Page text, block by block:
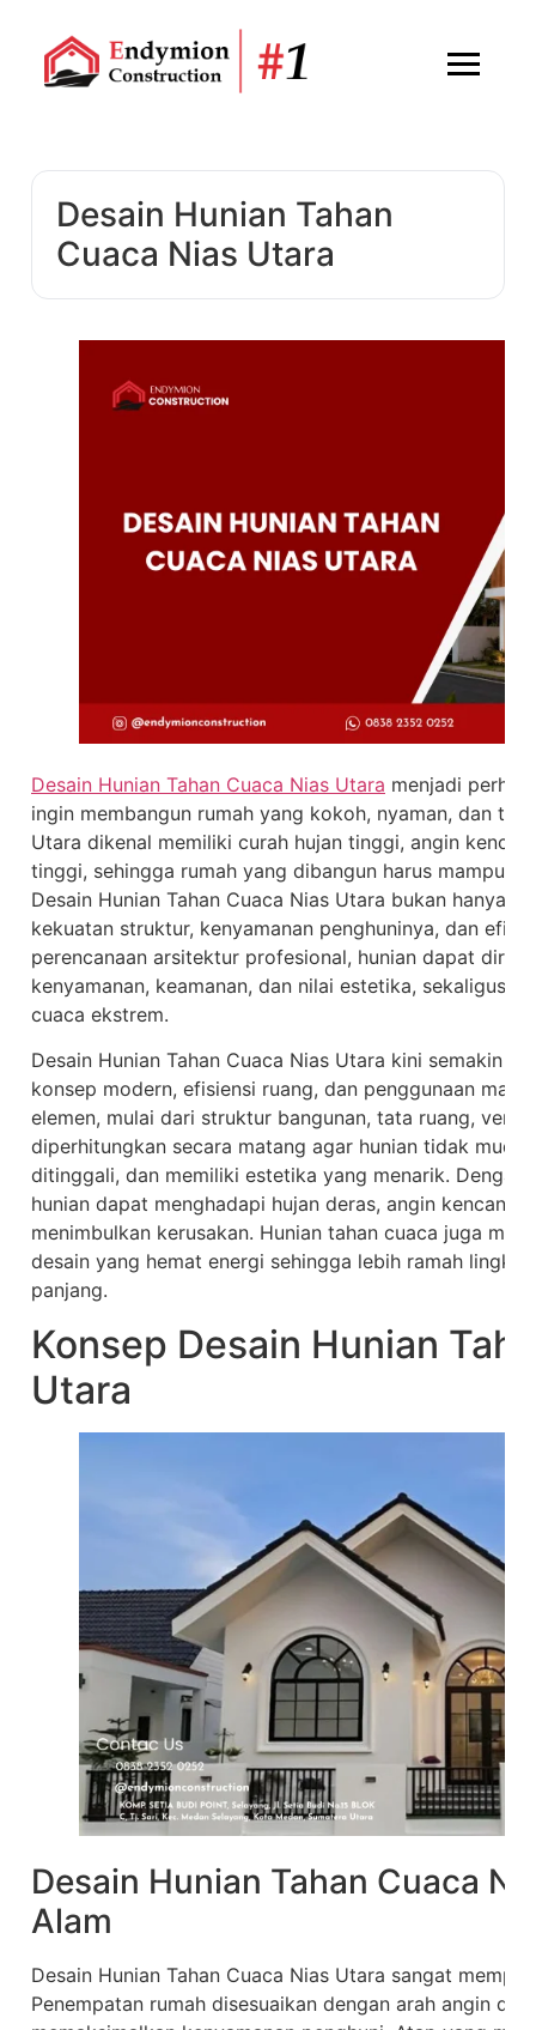
Desain Hunian Tahan
Cuaca Nias Utara
Desain Hunian Tahan Cuaca Nias Utara menjadi
ingin membangun rumah yang kokoh, nyaman, dan
Utara dikenal memiliki curah hujan tinggi, angin
tinggi, sehingga rumah yang dibangun harus mampu
Desain Hunian Tahan Cuaca Nias Utara bukan hanya
kekuatan struktur, kenyamanan penghuninya, dan
perencanaan arsitektur profesional, hunian dapat
kenyamanan, keamanan, dan nilai estetika, sekaligus
cuaca ekstrem.
Desain Hunian Tahan Cuaca Nias Utara kini semakin
konsep modern, efisiensi ruang, dan penggunaan
elemen, mulai dari struktur bangunan, tata ruang,
diperhitungkan secara matang agar hunian tidak
ditinggali, dan memiliki estetika yang menarik.
hunian dapat menghadapi hujan deras, angin
menimbulkan kerusakan. Hunian tahan cuaca juga
desain yang hemat energi sehingga lebih ramah
panjang.
Konsep Desain Hunian
Utara
Desain Hunian Tahan Cuaca
Alam
Desain Hunian Tahan Cuaca Nias Utara sangat
Penempatan rumah disesuaikan dengan arah angin